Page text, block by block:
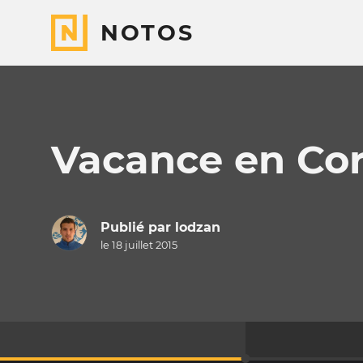
NOTOS
Vacance en
Publié par lodzan
le 18 juillet 2015